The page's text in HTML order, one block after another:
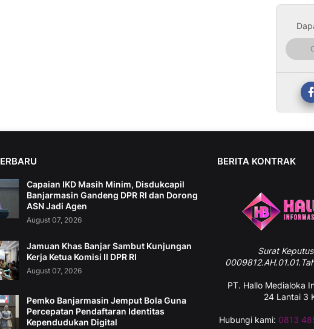
Capaian IKD Masih Minim, Disdukcapil
Banjarmasin Gandeng DPR RI dan Dorong
ASN Jadi Agen
August 07, 2026
Jamuan Khas Banjar Sambut Kunjungan
Kerja Ketua Komisi II DPR RI
August 07, 2026
Pemko Banjarmasin Jemput Bola Guna
Percepatan Pendaftaran Identitas
Kependudukan Digital
BERITA KONTRAK
Surat
PT. Hallo Medialoka
24 Lantai 3
Hubungi kami: 0813